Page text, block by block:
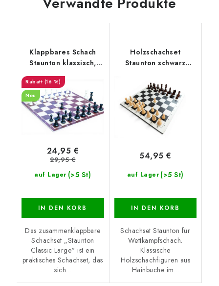
Klappbares Schach
Staunton klassisch,
groß
(16 %)
Neu
auf Lager (>5 St)
24,95 €
29,95 €
IN DEN KORB
Das zusammenklappbare
Schachset „Staunton
Classic Large“ ist ein
praktisches Schachset, das
sich...
Holzschachset
Staunton schwarz
auf Lager (>5 St)
54,95 €
IN DEN KORB
Schachset Staunton für
Wettkampfschach.
Klassische
Holzschachfiguren aus
Hainbuche im...